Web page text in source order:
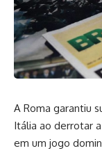
A Roma garantiu
Itália ao derrotar
em um jogo